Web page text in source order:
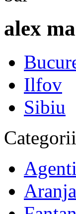
alex
Ilfov
Sibiu